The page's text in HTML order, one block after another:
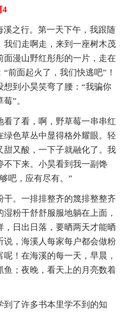
4
溪之行。第一天下午，我跟随
我们走啊走，来到一座树木茂
漫山野红彤彤的一片，走在
前面起火了，我们快逃吧”！
到小昊笑弯了腰：“我骗你
”。
看了看，啊，野草莓一串串红
色草丛中显得格外耀眼。轻
甜又酸，一下子就融化了。我
不下来。小昊看到我一副馋
吧，应有尽有。”
干。一排排整齐的篾排整整齐
粉干舒舒服服地躺在上面，
日出日落，要晒两天才能晒
说，海溪人每家每户都会做粉
！在海溪的每一天，早晨，
鱼；夜晚，看天上的月亮数着
到了许多书本里学不到的知